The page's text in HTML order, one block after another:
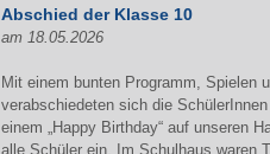
Abschied der Klasse 10
am 18.05.2026
Mit einem bunten Programm, Spielen
verabschiedeten sich die
einem „Happy Birthday“ auf unseren
alle Schüler ein. Im Schulhaus waren